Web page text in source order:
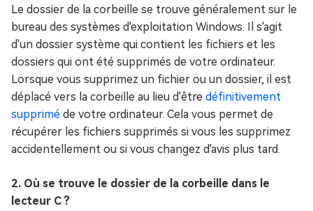
Le dossier de la corbeille se trouve généralement sur le
bureau des systèmes d'exploitation Windows. Il s'agit
d'un dossier système qui contient les fichiers et les
dossiers qui ont été supprimés de votre ordinateur.
Lorsque vous supprimez un fichier ou un dossier, il est
déplacé vers la corbeille au lieu d'être définitivement
supprimé de votre ordinateur. Cela vous permet de
récupérer les fichiers supprimés si vous les supprimez
accidentellement ou si vous changez d'avis plus tard.
2. Où se trouve le dossier de la corbeille dans le
lecteur C ?